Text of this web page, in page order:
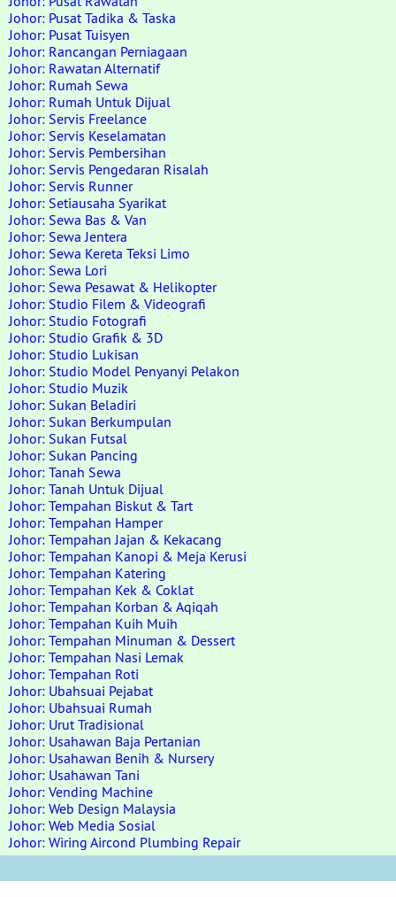
Johor: Pusat Tadika & Taska
Johor: Pusat Tuisyen
Johor: Rancangan Perniagaan
Johor: Rawatan Alternatif
Johor: Rumah Sewa
Johor: Rumah Untuk Dijual
Johor: Servis Freelance
Johor: Servis Keselamatan
Johor: Servis Pembersihan
Johor: Servis Pengedaran Risalah
Johor: Servis Runner
Johor: Setiausaha Syarikat
Johor: Sewa Bas & Van
Johor: Sewa Jentera
Johor: Sewa Kereta Teksi Limo
Johor: Sewa Lori
Johor: Sewa Pesawat & Helikopter
Johor: Studio Filem & Videografi
Johor: Studio Fotografi
Johor: Studio Grafik & 3D
Johor: Studio Lukisan
Johor: Studio Model Penyanyi Pelakon
Johor: Studio Muzik
Johor: Sukan Beladiri
Johor: Sukan Berkumpulan
Johor: Sukan Futsal
Johor: Sukan Pancing
Johor: Tanah Sewa
Johor: Tanah Untuk Dijual
Johor: Tempahan Biskut & Tart
Johor: Tempahan Hamper
Johor: Tempahan Jajan & Kekacang
Johor: Tempahan Kanopi & Meja Kerusi
Johor: Tempahan Katering
Johor: Tempahan Kek & Coklat
Johor: Tempahan Korban & Aqiqah
Johor: Tempahan Kuih Muih
Johor: Tempahan Minuman & Dessert
Johor: Tempahan Nasi Lemak
Johor: Tempahan Roti
Johor: Ubahsuai Pejabat
Johor: Ubahsuai Rumah
Johor: Urut Tradisional
Johor: Usahawan Baja Pertanian
Johor: Usahawan Benih & Nursery
Johor: Usahawan Tani
Johor: Vending Machine
Johor: Web Design Malaysia
Johor: Web Media Sosial
Johor: Wiring Aircond Plumbing Repair